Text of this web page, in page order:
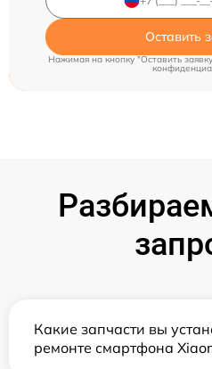
Оставить
Нажимая на кнопку "Оставить
Какие запчасти вы
ремонте смартфона